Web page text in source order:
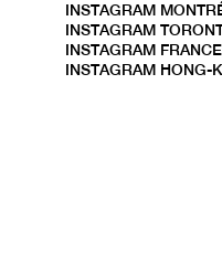
INSTAGRAM
INSTAGRAM
INSTAGRAM FRANCE
INSTAGRAM HONG-